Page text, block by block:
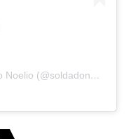
Um post compartilhado por Soldado Noelio (@soldadonoelio)